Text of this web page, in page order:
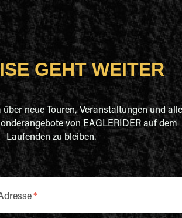
GEHT WEITER
neue Touren, Veranstaltungen und alle
von EAGLERIDER auf dem
Laufenden zu bleiben.
*